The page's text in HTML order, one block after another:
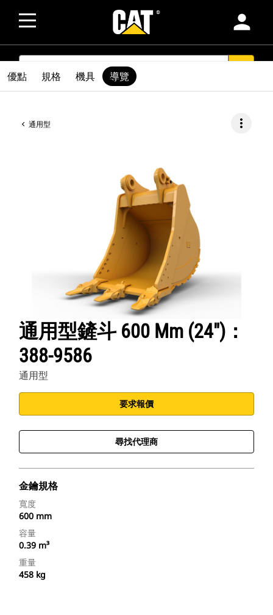
person
SEARCH
通用型 more_vert
通用型鏟斗 600 Mm (24")：
388-9586
通用型
要求報價
尋找代理商
金鑰規格
寬度
600 mm
容量
0.39 m³
重量
458 kg
優點 規格 機具 導覽